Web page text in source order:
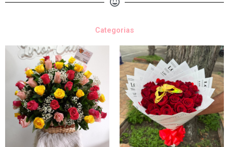
Categorias